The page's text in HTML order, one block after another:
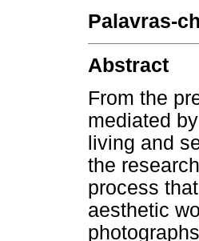
Palavras-
Abstract
From the
mediated
living and
the
process
aesthetic